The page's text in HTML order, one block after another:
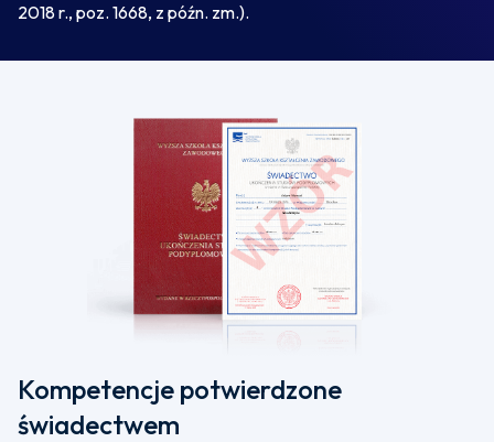
2018 r., poz. 1668, z późn. zm.).
Kompetencje potwierdzone
świadectwem